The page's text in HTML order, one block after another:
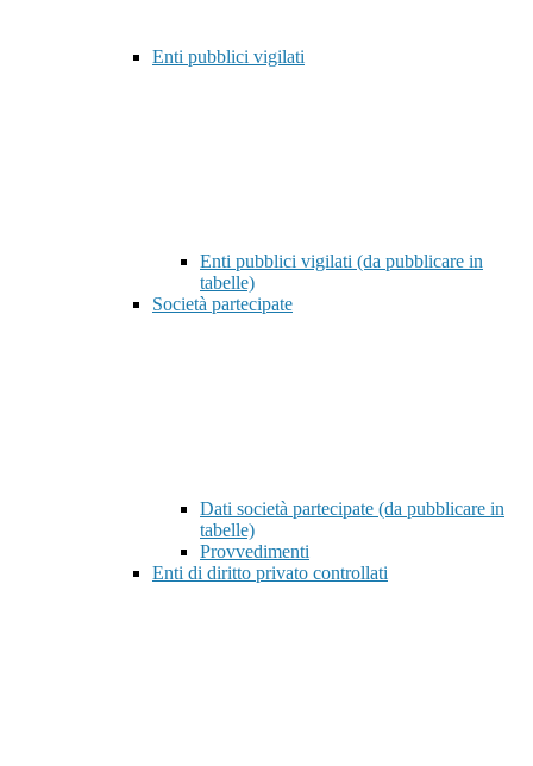
Enti pubblici vigilati
Enti pubblici vigilati (da pubblicare in
tabelle)
Società partecipate
Dati società partecipate (da pubblicare in
tabelle)
Provvedimenti
Enti di diritto privato controllati